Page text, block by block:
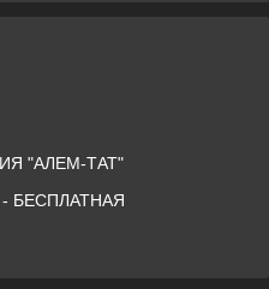
"АЛЕМ-ТАТ"
БЕСПЛАТНАЯ